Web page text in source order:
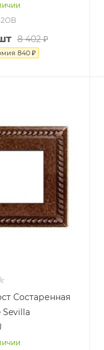
8 402₽
840₽
Состаренная
Sevilla